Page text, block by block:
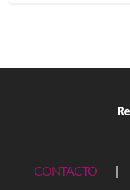
CONTACTO